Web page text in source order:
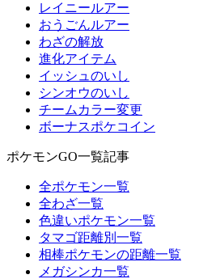
レイニールアー
おうごんルアー
わざの解放
進化アイテム
イッシュのいし
シンオウのいし
チームカラー変更
ボーナスポケコイン
ポケモンGO一覧記事
全ポケモン一覧
全わざ一覧
色違いポケモン一覧
タマゴ距離別一覧
相棒ポケモンの距離一覧
メガシンカ一覧